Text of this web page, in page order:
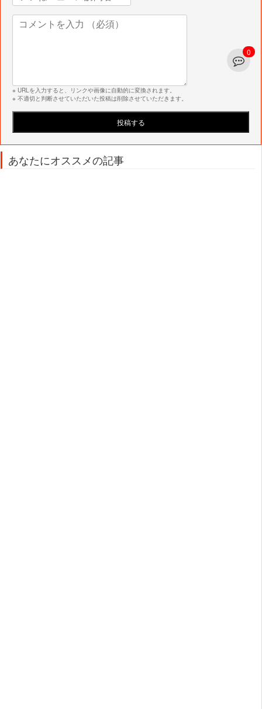
0
※ URLを入力すると、リンクや画像に自動的に変換されます。
※ 不適切と判断させていただいた投稿は削除させていただきます。
あなたにオススメの記事